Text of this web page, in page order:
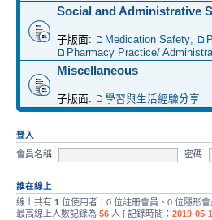
Social and Administrative
子版面: Medication Safety,
Pharmacy Practice/
Miscellaneous
子版面: 學習與生活經驗分享
登入
會員名稱:
密碼:
誰在線上
線上共有 1 位使用者：0 位註冊會員、0 位隱形
最高線上人數記錄為 56 人 [ 記錄時間： 2019-05-